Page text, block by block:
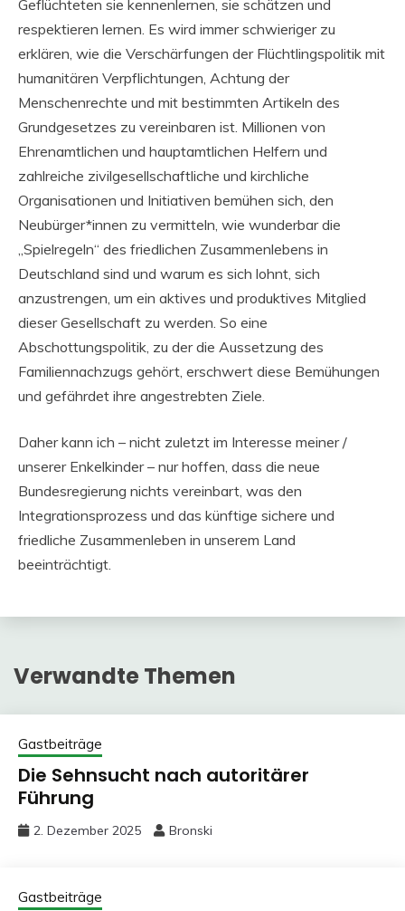
Geflüchteten sie kennenlernen, sie schätzen und
respektieren lernen. Es wird immer schwieriger zu
erklären, wie die Verschärfungen der Flüchtlingspolitik mit
humanitären Verpflichtungen, Achtung der
Menschenrechte und mit bestimmten Artikeln des
Grundgesetzes zu vereinbaren ist. Millionen von
Ehrenamtlichen und hauptamtlichen Helfern und
zahlreiche zivilgesellschaftliche und kirchliche
Organisationen und Initiativen bemühen sich, den
Neubürger*innen zu vermitteln, wie wunderbar die
„Spielregeln“ des friedlichen Zusammenlebens in
Deutschland sind und warum es sich lohnt, sich
anzustrengen, um ein aktives und produktives Mitglied
dieser Gesellschaft zu werden. So eine
Abschottungspolitik, zu der die Aussetzung des
Familiennachzugs gehört, erschwert diese Bemühungen
und gefährdet ihre angestrebten Ziele.
Daher kann ich – nicht zuletzt im Interesse meiner /
unserer Enkelkinder – nur hoffen, dass die neue
Bundesregierung nichts vereinbart, was den
Integrationsprozess und das künftige sichere und
friedliche Zusammenleben in unserem Land
beeinträchtigt.
Verwandte Themen
Gastbeiträge
Die Sehnsucht nach autoritärer
Führung
2. Dezember 2025 Bronski
Gastbeiträge